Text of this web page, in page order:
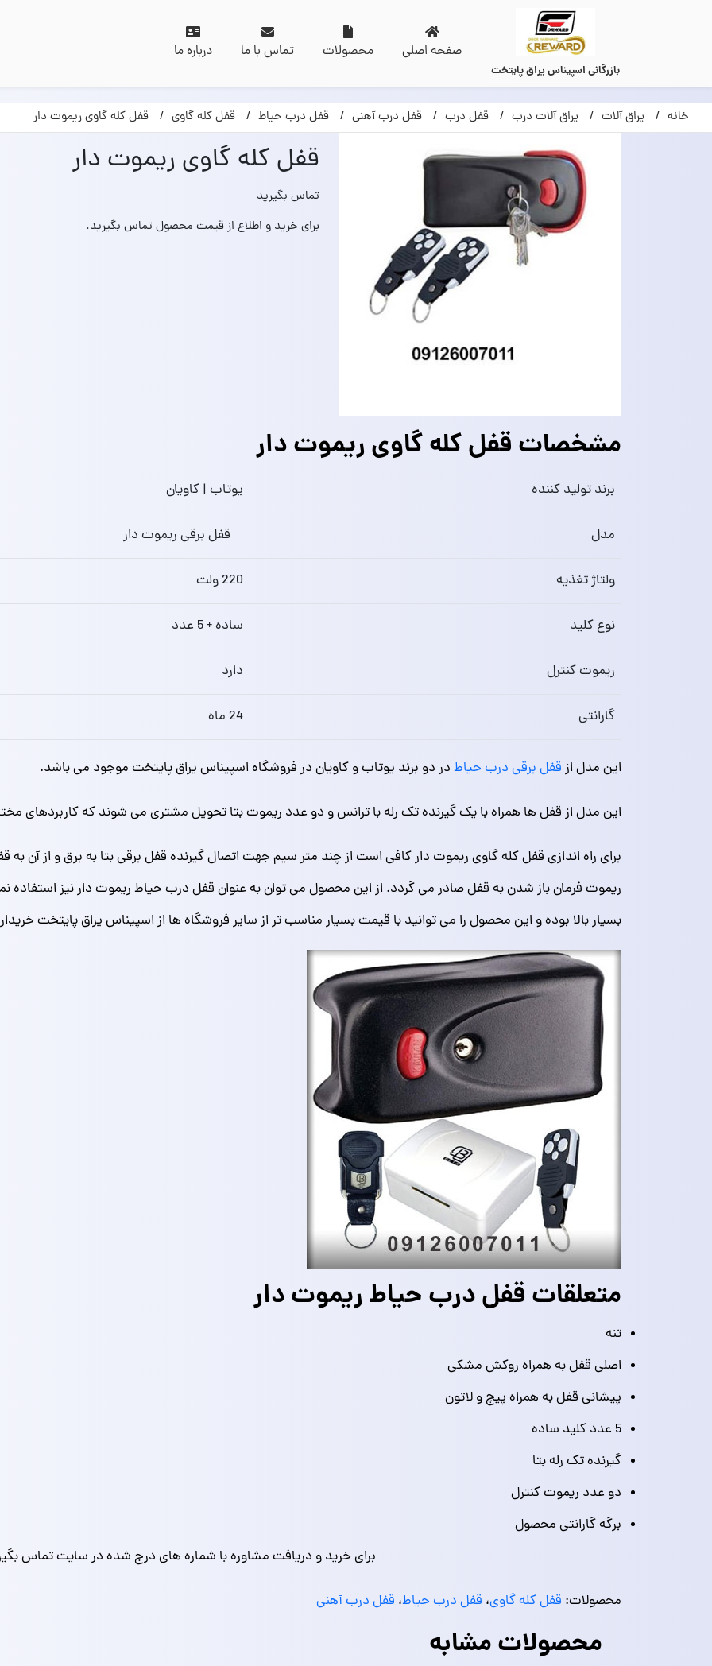
بازرگانی اسپیناس یراق پایتخت
صفحه اصلی محصولات تماس با ما درباره ما
خانه یراق آلات یراق آلات درب قفل درب قفل درب آهنی قفل درب حیاط قفل کله گاوی قفل کله گاوی ریموت دار
قفل کله گاوی ریموت دار
تماس بگیرید
برای خرید و اطلاع از قیمت محصول تماس بگیرید.
مشخصات قفل کله گاوی ریموت دار
برند تولید کننده یوتاب | کاویان
مدل قفل برقی ریموت دار
ولتاژ تغذیه 220 ولت
نوع کلید ساده + 5 عدد
ریموت کنترل دارد
گارانتی 24 ماه
این مدل ازقفل برقی درب حیاطدر دو برند یوتاب و کاویان در فروشگاه اسپیناس یراق پایتخت موجود می باشد.
این مدل از قفل ها همراه با یک گیرنده تک رله با ترانس و دو عدد ریموت بتا تحویل مشتری می شوند که کاربردهای
برای راه اندازی قفل کله گاوی ریموت دار کافی است از چند متر سیم جهت اتصال گیرنده قفل برقی بتا به برق و از آن به
ریموت فرمان باز شدن به قفل صادر می گردد. از این محصول می توان به عنوان قفل درب حیاط ریموت دار نیز استفاده
بسیار بالا بوده و این محصول را می توانید با قیمت بسیار مناسب تر از سایر فروشگاه ها از اسپیناس یراق پایتخت
متعلقات قفل درب حیاط ریموت دار
تنه
اصلی قفل به همراه روکش مشکی
پیشانی قفل به همراه پیچ و لاتون
5 عدد کلید ساده
گیرنده تک رله بتا
دو عدد ریموت کنترل
برگه گارانتی محصول
برای خرید و دریافت مشاوره با شماره های درج شده در سایت تماس
محصولات: قفل کله گاوی، قفل درب حیاط، قفل درب آهنی
محصولات مشابه